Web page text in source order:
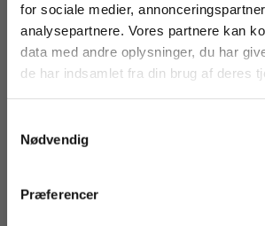
for sociale medier,
analysepartnere. Vores partnere kan
data med andre oplysninger, du har
de har indsamlet fra din brug af deres
Nødvendig
Præferencer
Titler i serien
For privatkunder og
studerende. Du får
vist priser inkl.
For
får